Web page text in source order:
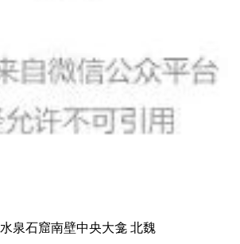
水泉石窟南壁中央大龛 北魏